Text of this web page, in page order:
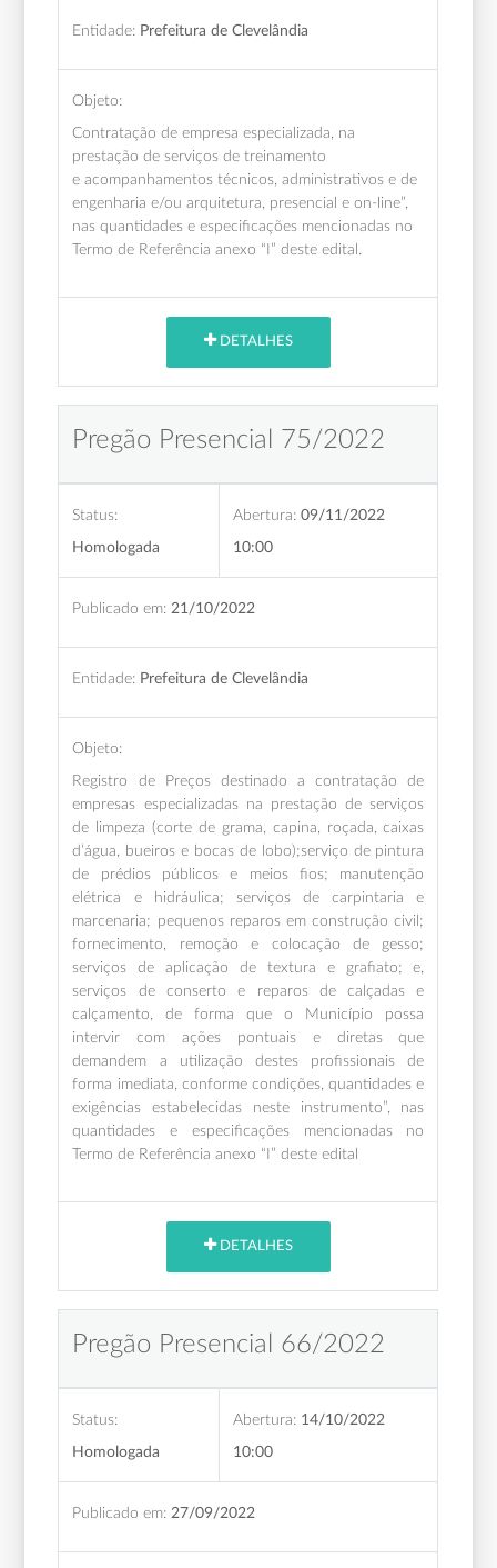
Entidade: Prefeitura de Clevelândia
Objeto:
Contratação de empresa especializada, na
prestação de serviços de treinamento
e acompanhamentos técnicos, administrativos e de
engenharia e/ou arquitetura, presencial e on-line”,
nas quantidades e especificações mencionadas no
Termo de Referência anexo “I” deste edital.
DETALHES
Pregão Presencial 75/2022
Status:
Homologada
Abertura: 09/11/2022
10:00
Publicado em: 21/10/2022
Entidade: Prefeitura de Clevelândia
Objeto:
Registro de Preços destinado a contratação de
empresas especializadas na prestação de serviços
de limpeza (corte de grama, capina, roçada, caixas
d’água, bueiros e bocas de lobo);serviço de pintura
de prédios públicos e meios fios; manutenção
elétrica e hidráulica; serviços de carpintaria e
marcenaria; pequenos reparos em construção civil;
fornecimento, remoção e colocação de gesso;
serviços de aplicação de textura e grafiato; e,
serviços de conserto e reparos de calçadas e
calçamento, de forma que o Município possa
intervir com ações pontuais e diretas que
demandem a utilização destes profissionais de
forma imediata, conforme condições, quantidades e
exigências estabelecidas neste instrumento”, nas
quantidades e especificações mencionadas no
Termo de Referência anexo “I” deste edital
DETALHES
Pregão Presencial 66/2022
Status:
Homologada
Abertura: 14/10/2022
10:00
Publicado em: 27/09/2022